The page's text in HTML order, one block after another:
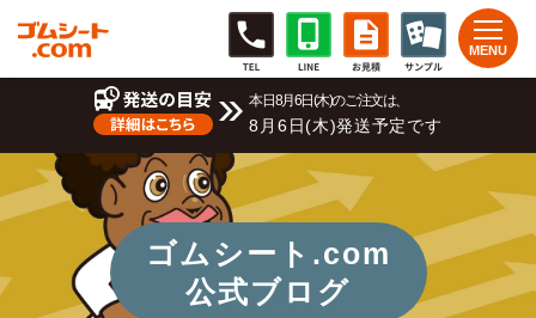
本日8月6日(木)のご注文は、
8月6日(木)発送予定です
ゴムシート.com
公式ブログ